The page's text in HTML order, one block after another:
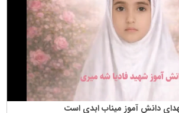
دانش آموز میناب ابدی است